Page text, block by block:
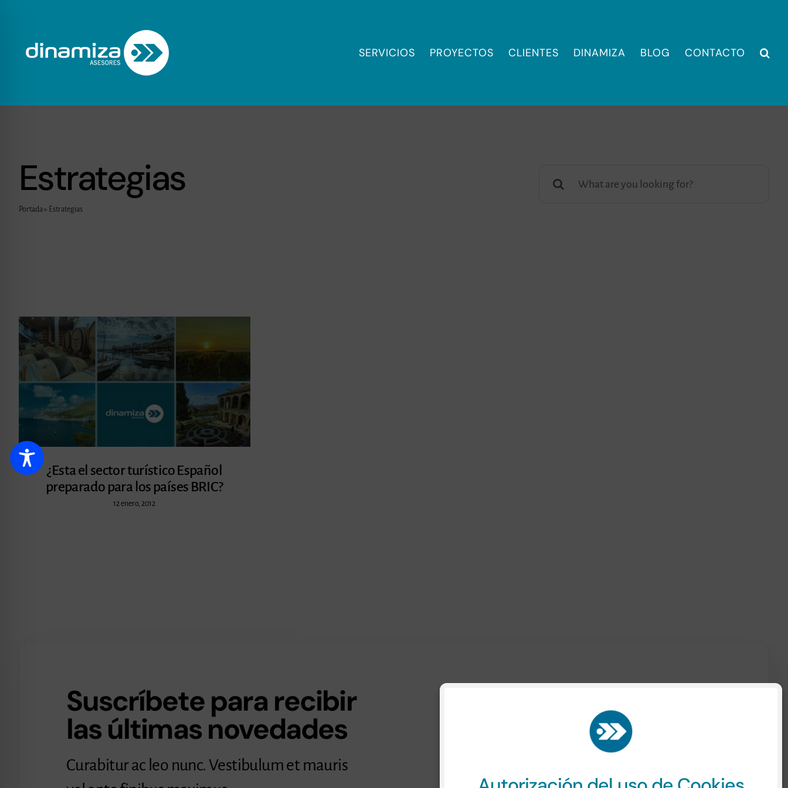
SERVICIOS PROYECTOS CLIENTES DINAMIZA BLOG CONTACTO
Estrategias
Portada» Estrategias
¿Esta el sector turístico Español
preparado para los países BRIC?
12 enero, 2012
Suscríbete para recibir
las últimas novedades
Curabitur ac leo nunc. Vestibulum et mauris
Política de Privacidad aquí.